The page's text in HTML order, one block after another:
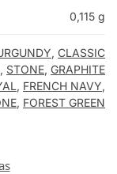
0,115 g
, CLASSIC
, STONE, GRAPHITE
, FRENCH NAVY,
, FOREST GREEN